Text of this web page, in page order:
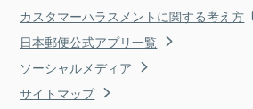
カスタマーハラスメントに関する考え方
日本郵便公式アプリ一覧
ソーシャルメディア
サイトマップ